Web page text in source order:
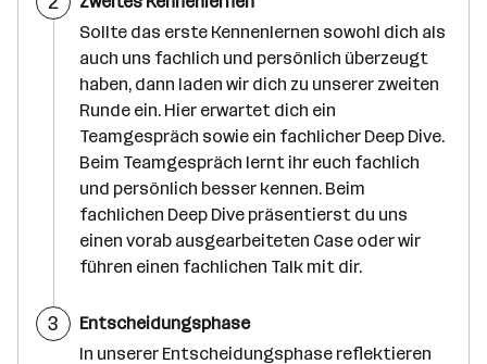
c
Sollte das erste Kennenlernen sowohl dich als
auch uns fachlich und persönlich überzeugt
haben, dann laden wir dich zu unserer zweiten
Runde ein. Hier erwartet dich ein
Teamgespräch sowie ein fachlicher Deep Dive.
Beim Teamgespräch lernt ihr euch fachlich
und persönlich besser kennen. Beim
fachlichen Deep Dive präsentierst du uns
einen vorab ausgearbeiteten Case oder wir
führen einen fachlichen Talk mit dir.
S
c
3
Entscheidungsphase
In unserer Entscheidungsphase reflektieren